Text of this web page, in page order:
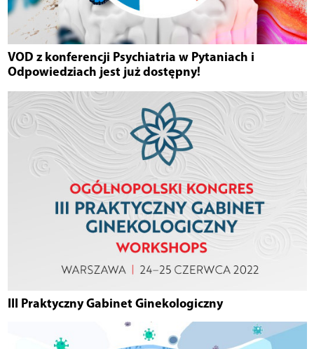
VOD z konferencji Psychiatria w Pytaniach i
Odpowiedziach jest już dostępny!
III Praktyczny Gabinet Ginekologiczny